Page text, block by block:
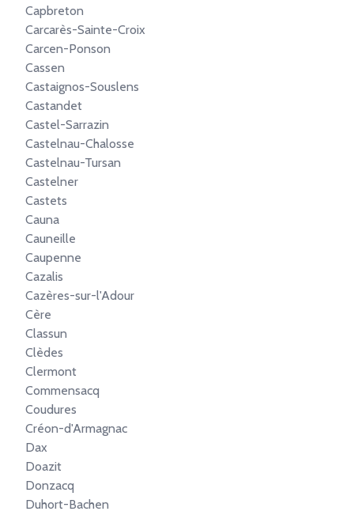
Capbreton
Carcarès-Sainte-Croix
Carcen-Ponson
Cassen
Castaignos-Souslens
Castandet
Castel-Sarrazin
Castelnau-Chalosse
Castelnau-Tursan
Castelner
Castets
Cauna
Cauneille
Caupenne
Cazalis
Cazères-sur-l'Adour
Cère
Classun
Clèdes
Clermont
Commensacq
Coudures
Créon-d'Armagnac
Dax
Doazit
Donzacq
Duhort-Bachen